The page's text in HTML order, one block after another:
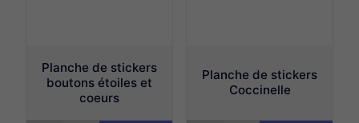
Planche de stickers
boutons étoiles et
coeurs
Planche de stickers
Coccinelle